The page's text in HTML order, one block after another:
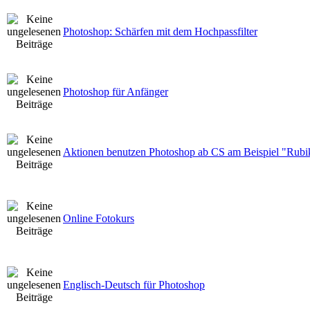
Photoshop: Schärfen mit dem Hochpassfilter
Photoshop für Anfänger
Aktionen benutzen Photoshop ab CS am Beispiel
Online Fotokurs
Englisch-Deutsch für Photoshop